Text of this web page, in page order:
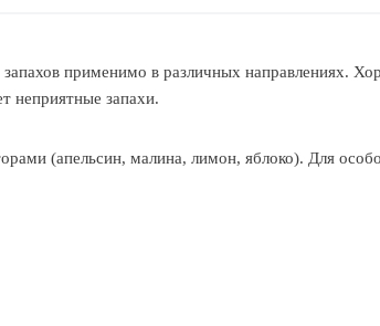
применимо в различных направлениях.
неприятные запахи.
(апельсин, малина, лимон, яблоко). Для